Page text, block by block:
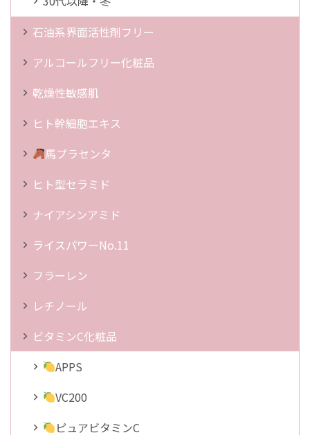
石油系界面活性剤フリー
アルコールフリー化粧品
乾燥性敏感肌
ヒト幹細胞エキス
馬プラセンタ
ヒト型セラミド
ナイアシンアミド
ライスパワーNo.11
フラーレン
レチノール
ビタミンC化粧品
APPS
VC200
ピュアビタミンC